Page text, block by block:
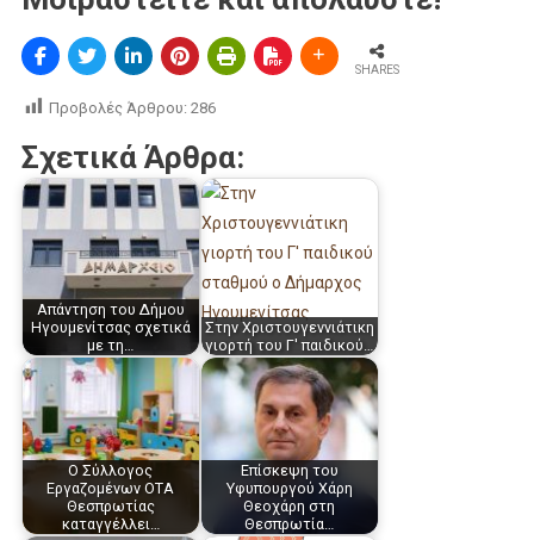
SHARES
Προβολές Άρθρου: 286
Σχετικά Άρθρα:
Απάντηση του Δήμου
Ηγουμενίτσας σχετικά
με τη…
Στην Χριστουγεννιάτικη
γιορτή του Γ' παιδικού…
Ο Σύλλογος
Εργαζοµένων ΟΤΑ
Θεσπρωτίας
καταγγέλλει…
Επίσκεψη του
Υφυπουργού Χάρη
Θεοχάρη στη
Θεσπρωτία…